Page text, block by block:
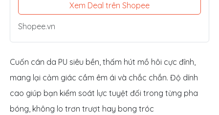
Xem Deal trên Shopee
Shopee.vn
Cuốn cán da PU siêu bền, thấm hút mồ hôi cực đỉnh,
mang lại cảm giác cầm êm ái và chắc chắn. Độ dính
cao giúp bạn kiểm soát lực tuyệt đối trong từng pha
bóng, không lo trơn trượt hay bong tróc